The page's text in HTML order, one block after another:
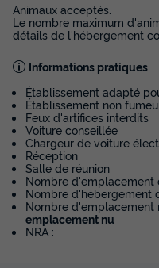
Animaux acceptés.
Le nombre maximum
détails de l'hébergement
Informations pratiques
Établissement adapté
Établissement non
Feux d'artifices interdits
Voiture conseillée
Chargeur de voiture
Réception
Salle de réunion
Nombre d'emplacement
Nombre d'hébergement
Nombre d'emplacement
emplacement nu
NRA :